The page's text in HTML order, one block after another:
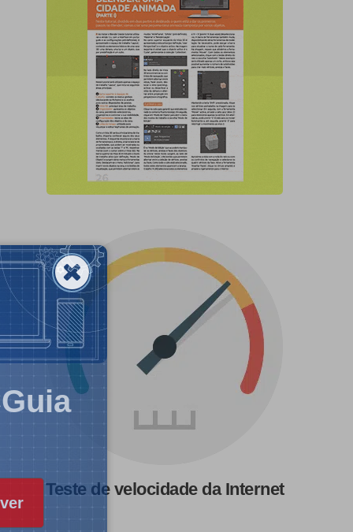
Teste de velocidade da Internet